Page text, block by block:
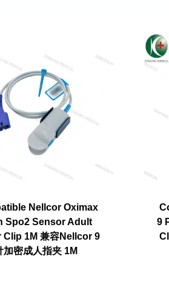
Nellcor Oximax
Spo2 Sensor Adult
Clip 1M 兼容Nellcor 9
加密成人指夹 1M
9